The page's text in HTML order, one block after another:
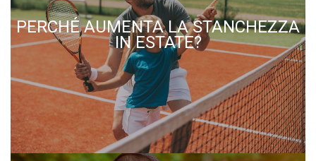
PERCHÉ AUMENTA LA STANCHEZZA
IN ESTATE?